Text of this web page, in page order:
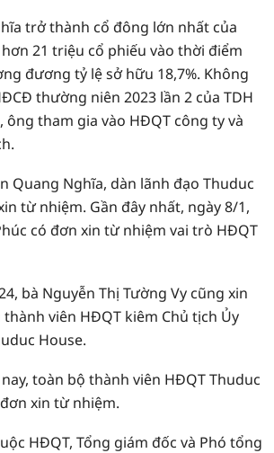
trở thành cổ đông lớn nhất của
21 triệu cổ phiếu vào thời điểm
đương tỷ lệ sở hữu 18,7%. Không
thường niên 2023 lần 2 của TDH
ông tham gia vào HĐQT công ty và
Quang Nghĩa, dàn lãnh đạo Thuduc
từ nhiệm. Gần đây nhất, ngày 8/1,
có đơn xin từ nhiệm vai trò HĐQT
bà Nguyễn Thị Tường Vy cũng xin
viên HĐQT kiêm Chủ tịch Ủy
House.
toàn bộ thành viên HĐQT Thuduc
xin từ nhiệm.
HĐQT, Tổng giám đốc và Phó tổng